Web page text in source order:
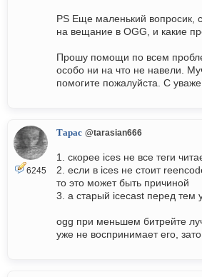
PS Еще маленький вопросик,
на вещание в OGG, и какие
Прошу помощи по всем
особо ни на что не навели.
помогите пожалуйста. С
6245
Тарас @tarasian666
1. скорее ices не все теги
2. если в ices не стоит
то это может быть причиной
3. а старый icecast перед тем
ogg при меньшем битрейте
уже не воспринимает его,